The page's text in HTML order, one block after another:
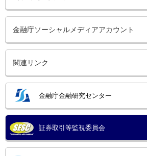
金融庁ソーシャルメディアアカウント
関連リンク
金融庁金融研究センター
証券取引等監視委員会